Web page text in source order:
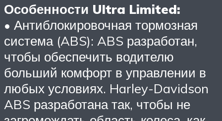
Особенности Ultra Limited:
• Антиблокировочная тормозная
система (ABS): ABS разработан,
чтобы обеспечить водителю
больший комфорт в управлении в
любых условиях. Harley-Davidson
ABS разработана так, чтобы не